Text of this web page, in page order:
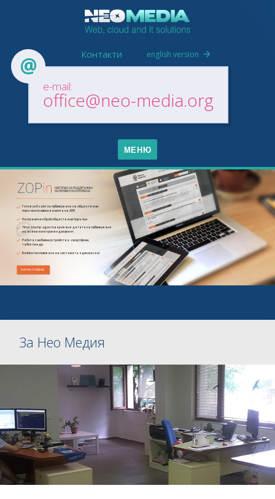
Контакти english version
e-mail:
office@neo-media.org
МЕНЮ
Готов уеб сайт за публикуване на обществени
поръчки по изискванията на ЗОП
Неограничен брой обществени поръчки
Time stamp - удостоверяванe датата на публикуване
на всеки електронен документ.
Работа с мобилни устройства - смартфони,
таблети и др.
Безплатно ползване на системата един месец!
НАУЧИ ПОВЕЧЕ
СИСТЕМА ЗА ПОДДРЪЖКА
НА ПРОФИЛ НА КУПУВАЧА
За Нео Медия